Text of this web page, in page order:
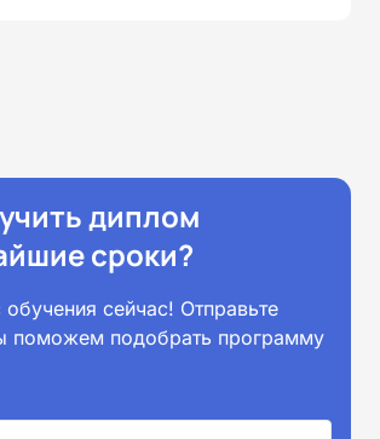
диплом
сроки?
обучения сейчас! Отправьте
поможем подобрать программу